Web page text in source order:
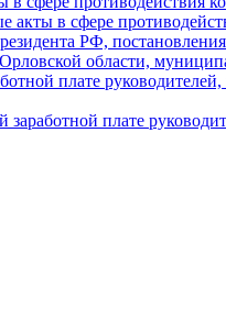
в сфере
РФ,
области,
плате
заработной плате